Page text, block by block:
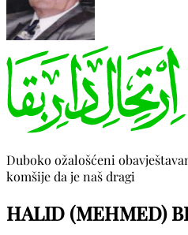
Duboko ožalošćeni
komšije da je naš dragi
HALID (MEHMED)